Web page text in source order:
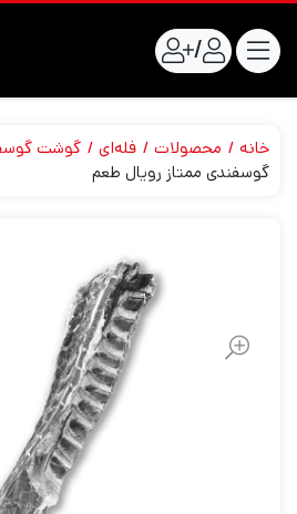
/
خانه محصولات فله‌ای گوشت
گوسفندی ممتاز رویال طعم